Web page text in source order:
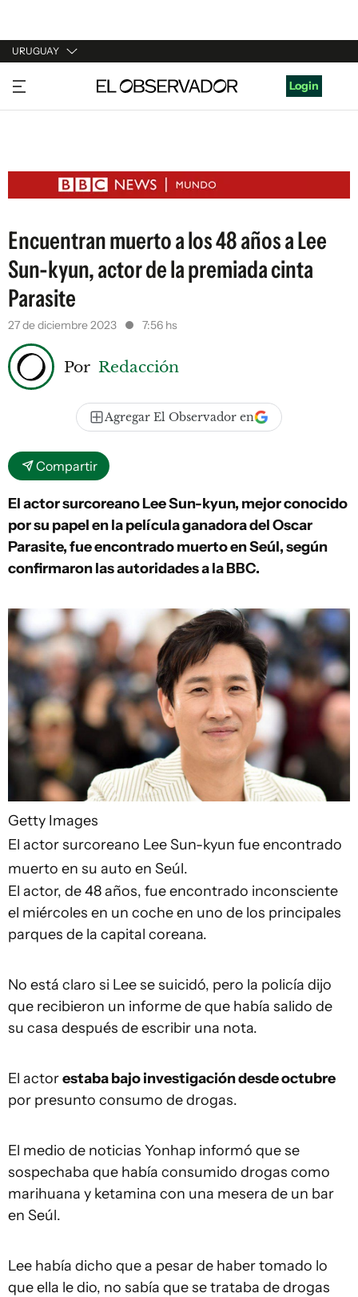
URUGUAY
URUGUAY
ARGENTINA
ESTADOS UNIDOS
Login
Encuentran muerto a los 48 años a Lee
Sun-kyun, actor de la premiada cinta
Parasite
27 de diciembre 2023 7:56 hs
Por Redacción
Agregar El Observador en
Compartir
El actor surcoreano Lee Sun-kyun, mejor conocido
por su papel en la película ganadora del Oscar
Parasite, fue encontrado muerto en Seúl, según
confirmaron las autoridades a la BBC.
Getty Images
El actor surcoreano Lee Sun-kyun fue encontrado
muerto en su auto en Seúl.
El actor, de 48 años, fue encontrado inconsciente
el miércoles en un coche en uno de los principales
parques de la capital coreana.
No está claro si Lee se suicidó, pero la policía dijo
que recibieron un informe de que había salido de
su casa después de escribir una nota.
El actorestaba bajo investigación desde octubre
por presunto consumo de drogas.
El medio de noticias Yonhap informó que se
sospechaba que había consumido drogas como
marihuana y ketamina con una mesera de un bar
en Seúl.
Lee había dicho que a pesar de haber tomado lo
que ella le dio, no sabía que se trataba de drogas